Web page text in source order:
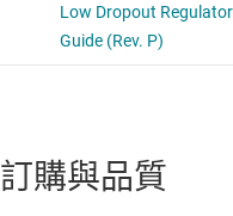
訂購與品質